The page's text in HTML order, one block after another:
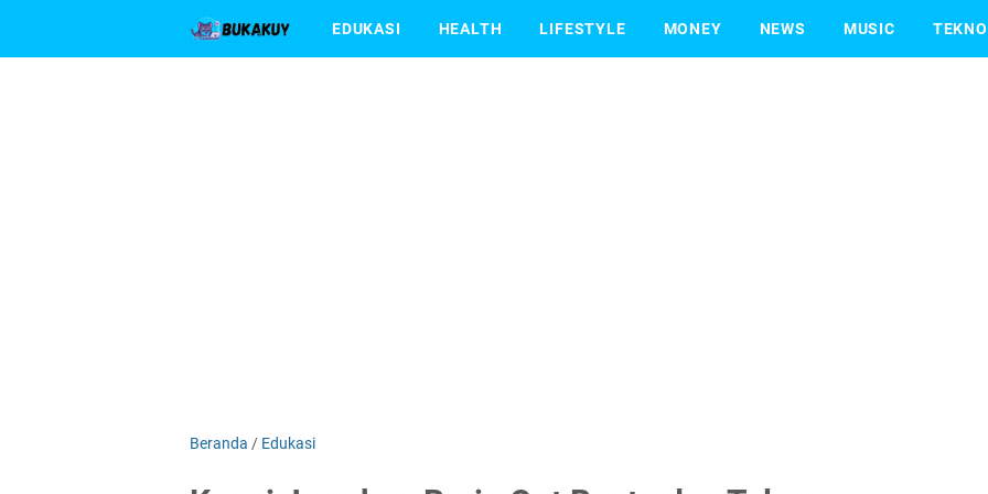
EDUKASI HEALTH LIFESTYLE MONEY NEWS MUSIC TEKNO
Beranda / Edukasi